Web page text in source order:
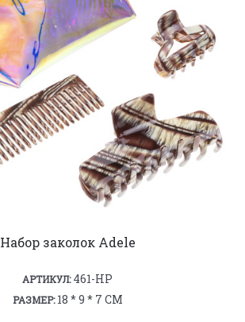
Набор заколок Adele
АРТИКУЛ:461-HP
РАЗМЕР:18 * 9 * 7 СМ